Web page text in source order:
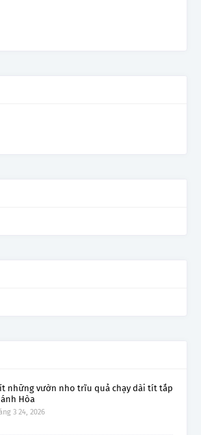
những vườn nho trĩu quả chạy dài tít tắp
Hòa
3 24, 2026